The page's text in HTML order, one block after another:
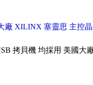
廠 XILINX 塞靈思 主控
拷貝機 均採用 美國大